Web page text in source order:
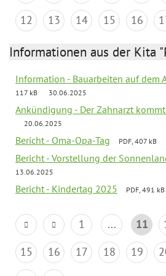
12
13 14 15 16
Informationen aus der Kita
Information - Bauarbeiten auf dem
117 kB
30.06.2025
Ankündigung - Der Zahnarzt kommt
20.06.2025
Bericht - Oma-Opa-Tag PDF, 407 kB
Bericht - Vorstellung der
13.06.2025
Bericht - Kindertag 2025 PDF, 491 kB
1 ... 11
15
16 17 18 19